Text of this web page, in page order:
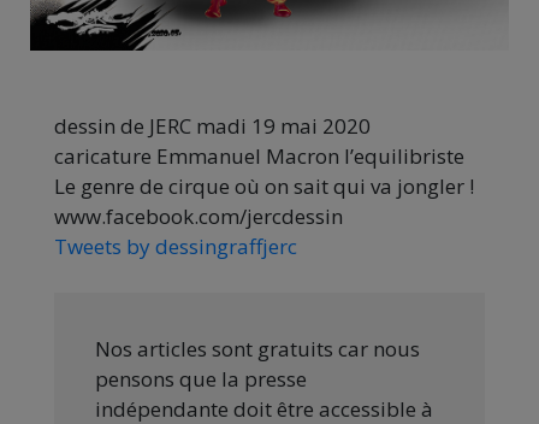
dessin de JERC madi 19 mai 2020
caricature Emmanuel Macron l’equilibriste
Le genre de cirque où on sait qui va jongler !
www.facebook.com/jercdessin
Tweets by dessingraffjerc
Nos articles sont gratuits car nous
pensons que la presse
indépendante doit être accessible à